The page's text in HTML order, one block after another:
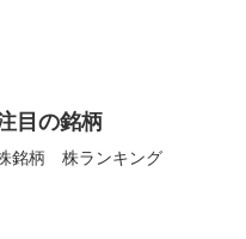
目の銘柄
銘柄 株ランキング